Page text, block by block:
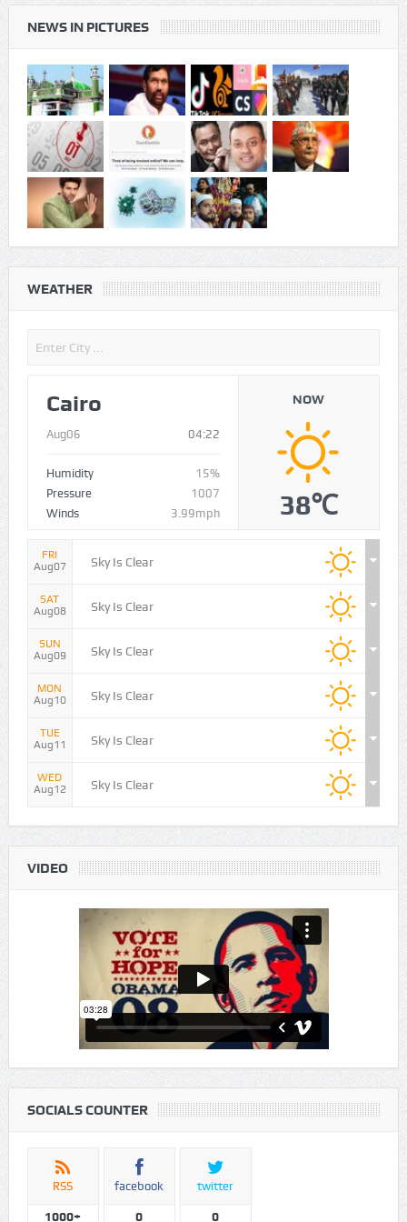
NEWS IN PICTURES
Cairo
Aug06 04:22
Humidity
15%
Winds
NOW
38℃
FRI
Aug07
Sky Is Clear
SAT
Aug08
Sky Is Clear
SUN
Aug09
Sky Is Clear
MON
Aug10
Sky Is Clear
TUE
Aug11
Sky Is Clear
WED
Aug12
Sky Is Clear
SOCIALS COUNTER